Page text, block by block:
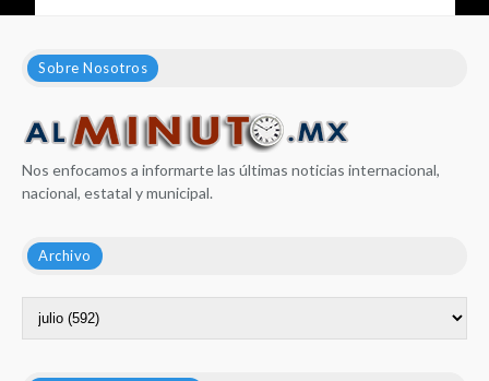
Sobre Nosotros
Nos enfocamos a informarte las últimas noticias internacional,
nacional, estatal y municipal.
Archivo